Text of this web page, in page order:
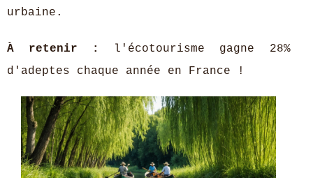
urbaine.
À retenir :
l'écotourisme gagne 28%
d'adeptes chaque année en France !